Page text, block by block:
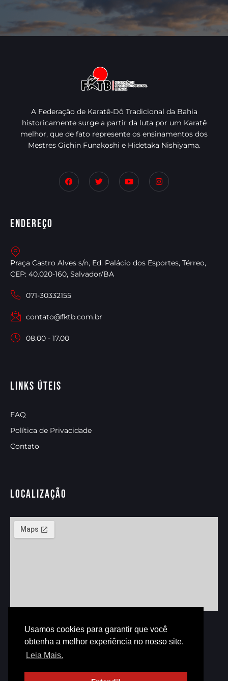
Usamos cookies para garantir que você
obtenha a melhor experiência no nosso site.
Leia Mais.
A Federação de Karatê-Dô Tradicional da Bahia
historicamente surge a partir da luta por um Karatê
melhor, que de fato represente os ensinamentos dos
Mestres Gichin Funakoshi e Hidetaka Nishiyama.
Endereço
Praça Castro Alves s/n, Ed. Palácio dos Esportes, Térreo,
CEP: 40.020-160, Salvador/BA
071-30332155
contato@fktb.com.br
08.00 - 17.00
Links úteis
FAQ
Política de Privacidade
Contato
Localização
© 2023 FKTB. Todos os direitos reservados.